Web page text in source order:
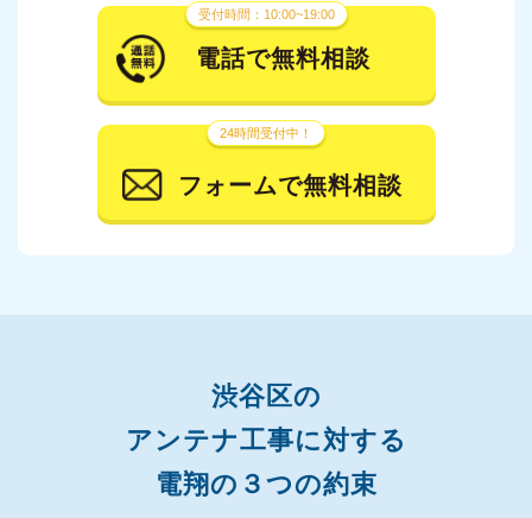
受付時間：10:00~19:00
電話で無料相談
24時間受付中！
フォームで無料相談
渋谷区の
アンテナ工事に対する
電翔の３つの約束